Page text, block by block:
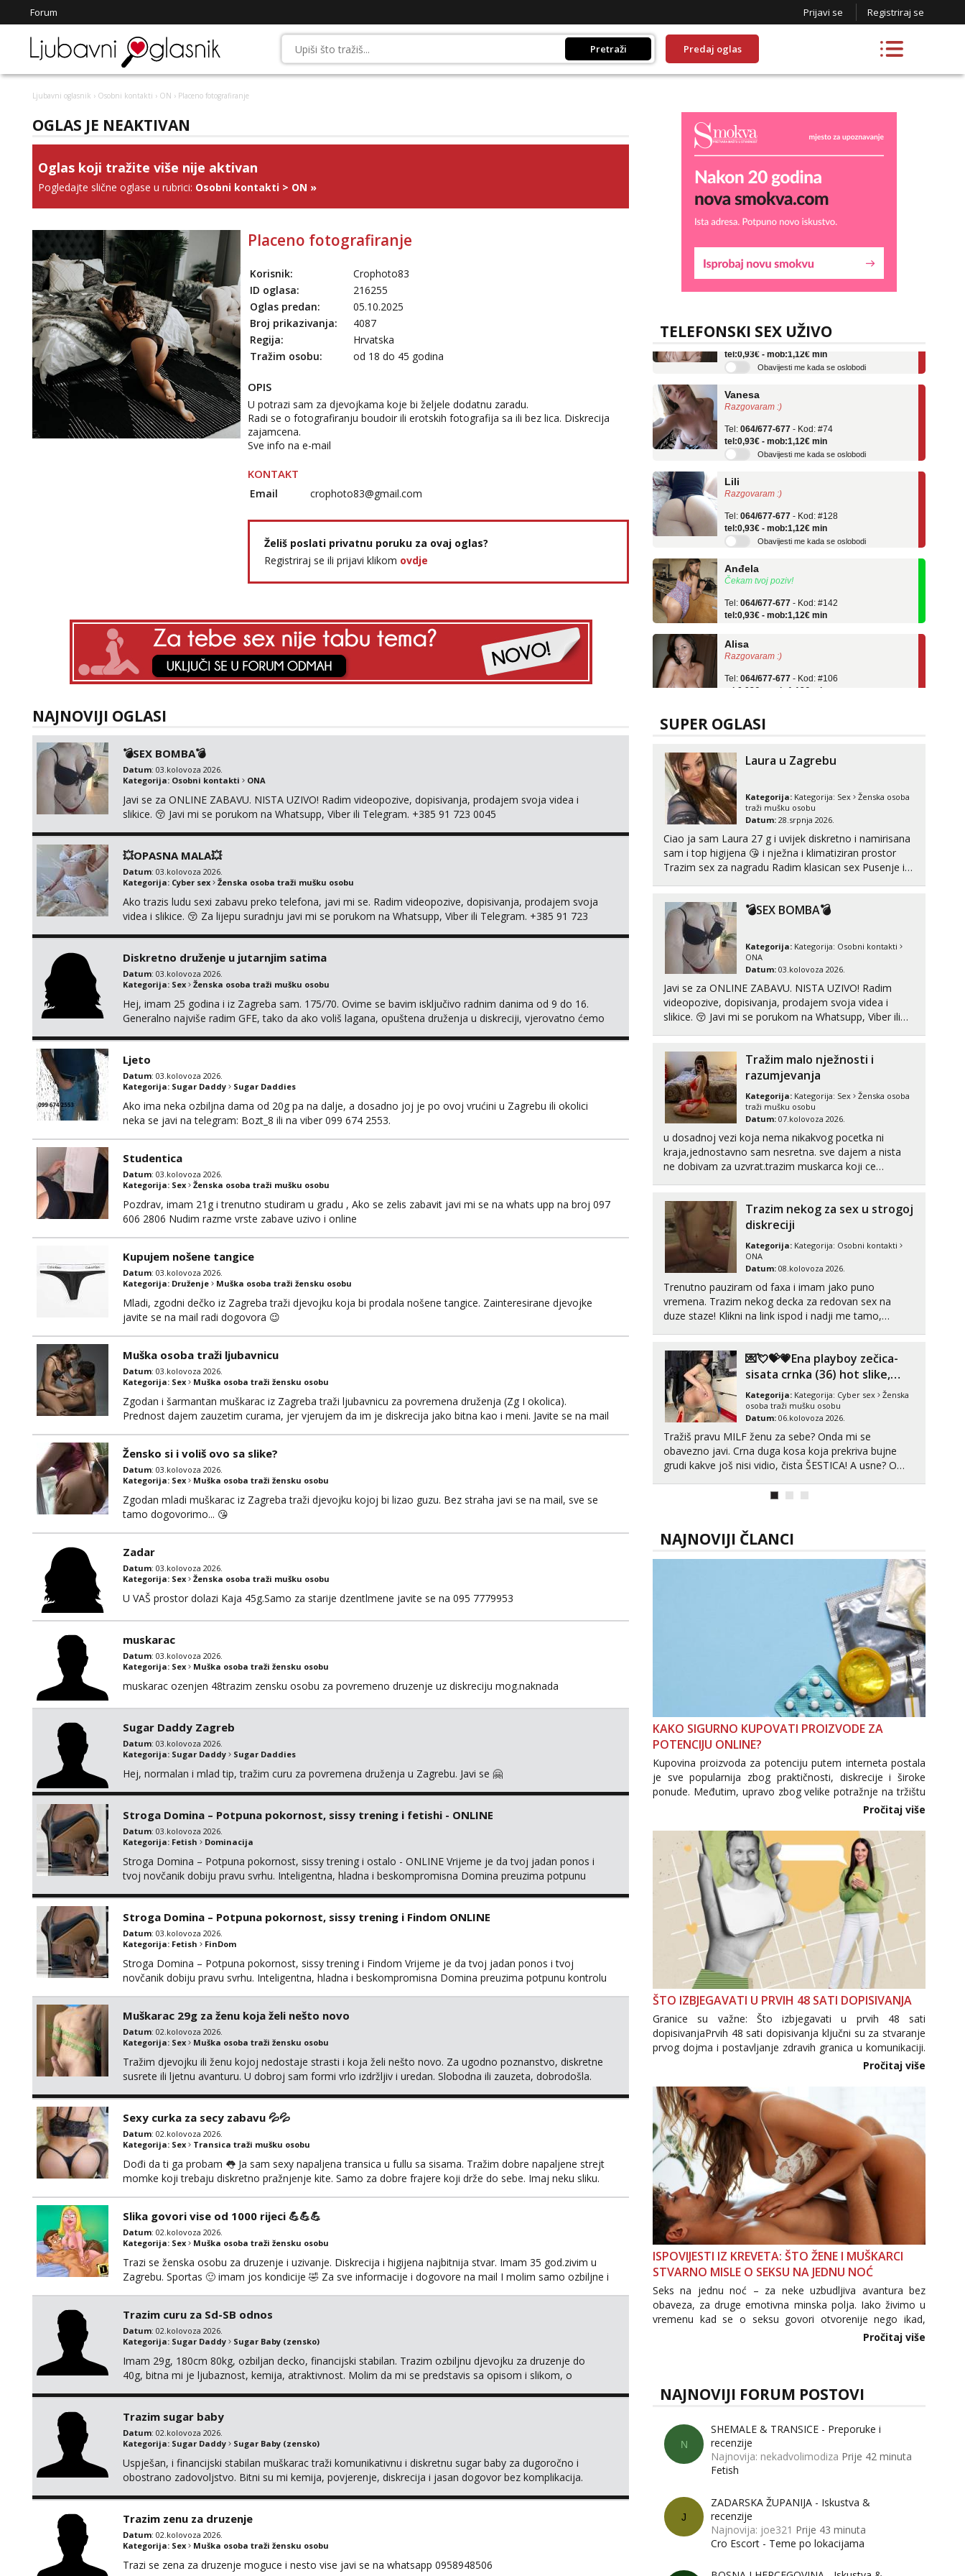
Forum Prijavi se Registriraj se
Pretraži Predaj oglas
Ljubavni oglasnik › Osobni kontakti › ON › Placeno fotografiranje
OGLAS JE NEAKTIVAN
Oglas koji tražite više nije aktivan
Pogledajte slične oglase u rubrici: Osobni kontakti > ON »
Placeno fotografiranje
Korisnik:
Crophoto83
ID oglasa:
216255
Oglas predan:
05.10.2025
Broj prikazivanja:
4087
Regija:
Hrvatska
Tražim osobu:
od 18 do 45 godina
OPIS
U potrazi sam za djevojkama koje bi željele dodatnu zaradu.
Radi se o fotografiranju boudoir ili erotskih fotografija sa ili bez lica. Diskrecija
zajamcena.
Sve info na e-mail
KONTAKT
Email crophoto83@gmail.com
Želiš poslati privatnu poruku za ovaj oglas?
Registriraj se ili prijavi klikom ovdje
NAJNOVIJI OGLASI
💣SEX BOMBA💣
Datum: 03.kolovoza 2026.
Kategorija: Osobni kontakti ONA
Javi se za ONLINE ZABAVU. NISTA UZIVO! Radim videopozive, dopisivanja, prodajem svoja videa i
slikice. 😚 Javi mi se porukom na Whatsupp, Viber ili Telegram. +385 91 723 0045
💥OPASNA MALA💥
Datum: 03.kolovoza 2026.
Kategorija: Cyber sex Ženska osoba traži mušku osobu
Ako trazis ludu sexi zabavu preko telefona, javi mi se. Radim videopozive, dopisivanja, prodajem svoja
videa i slikice. 😚 Za lijepu suradnju javi mi se porukom na Whatsupp, Viber ili Telegram. +385 91 723
Diskretno druženje u jutarnjim satima
Datum: 03.kolovoza 2026.
Kategorija: Sex Ženska osoba traži mušku osobu
Hej, imam 25 godina i iz Zagreba sam. 175/70. Ovime se bavim isključivo radnim danima od 9 do 16.
Generalno najviše radim GFE, tako da ako voliš lagana, opuštena druženja u diskreciji, vjerovatno ćemo
Ljeto
Datum: 03.kolovoza 2026.
Kategorija: Sugar Daddy Sugar Daddies
Ako ima neka ozbiljna dama od 20g pa na dalje, a dosadno joj je po ovoj vrućini u Zagrebu ili okolici
neka se javi na telegram: Bozt_8 ili na viber 099 674 2553.
Studentica
Datum: 03.kolovoza 2026.
Kategorija: Sex Ženska osoba traži mušku osobu
Pozdrav, imam 21g i trenutno studiram u gradu , Ako se zelis zabavit javi mi se na whats upp na broj 097
606 2806 Nudim razme vrste zabave uzivo i online
Kupujem nošene tangice
Datum: 03.kolovoza 2026.
Kategorija: Druženje Muška osoba traži žensku osobu
Mladi, zgodni dečko iz Zagreba traži djevojku koja bi prodala nošene tangice. Zainteresirane djevojke
javite se na mail radi dogovora 😉
Muška osoba traži ljubavnicu
Datum: 03.kolovoza 2026.
Kategorija: Sex Muška osoba traži žensku osobu
Zgodan i šarmantan muškarac iz Zagreba traži ljubavnicu za povremena druženja (Zg I okolica).
Prednost dajem zauzetim curama, jer vjerujem da im je diskrecija jako bitna kao i meni. Javite se na mail
Žensko si i voliš ovo sa slike?
Datum: 03.kolovoza 2026.
Kategorija: Sex Muška osoba traži žensku osobu
Zgodan mladi muškarac iz Zagreba traži djevojku kojoj bi lizao guzu. Bez straha javi se na mail, sve se
tamo dogovorimo... 😘
Zadar
Datum: 03.kolovoza 2026.
Kategorija: Sex Ženska osoba traži mušku osobu
U VAŠ prostor dolazi Kaja 45g.Samo za starije dzentlmene javite se na 095 7779953
muskarac
Datum: 03.kolovoza 2026.
Kategorija: Sex Muška osoba traži žensku osobu
muskarac ozenjen 48trazim zensku osobu za povremeno druzenje uz diskreciju mog.naknada
Sugar Daddy Zagreb
Datum: 03.kolovoza 2026.
Kategorija: Sugar Daddy Sugar Daddies
Hej, normalan i mlad tip, tražim curu za povremena druženja u Zagrebu. Javi se 🤗
Stroga Domina – Potpuna pokornost, sissy trening i fetishi - ONLINE
Datum: 03.kolovoza 2026.
Kategorija: Fetish Dominacija
Stroga Domina – Potpuna pokornost, sissy trening i ostalo - ONLINE Vrijeme je da tvoj jadan ponos i
tvoj novčanik dobiju pravu svrhu. Inteligentna, hladna i beskompromisna Domina preuzima potpunu
Stroga Domina – Potpuna pokornost, sissy trening i Findom ONLINE
Datum: 03.kolovoza 2026.
Kategorija: Fetish FinDom
Stroga Domina – Potpuna pokornost, sissy trening i Findom Vrijeme je da tvoj jadan ponos i tvoj
novčanik dobiju pravu svrhu. Inteligentna, hladna i beskompromisna Domina preuzima potpunu kontrolu
Muškarac 29g za ženu koja želi nešto novo
Datum: 02.kolovoza 2026.
Kategorija: Sex Muška osoba traži žensku osobu
Tražim djevojku ili ženu kojoj nedostaje strasti i koja želi nešto novo. Za ugodno poznanstvo, diskretne
susrete ili ljetnu avanturu. U dobroj sam formi vrlo izdržljiv i uredan. Slobodna ili zauzeta, dobrodošla.
Sexy curka za secy zabavu 💦💦
Datum: 02.kolovoza 2026.
Kategorija: Sex Transica traži mušku osobu
Dođi da ti ga probam 👅 Ja sam sexy napaljena transica u fullu sa sisama. Tražim dobre napaljene strejt
momke koji trebaju diskretno pražnjenje kite. Samo za dobre frajere koji drže do sebe. Imaj neku sliku.
Slika govori vise od 1000 rijeci 💪💪💪
Datum: 02.kolovoza 2026.
Kategorija: Sex Muška osoba traži žensku osobu
Trazi se ženska osobu za druzenje i uzivanje. Diskrecija i higijena najbitnija stvar. Imam 35 god.zivim u
Zagrebu. Sportas 🙂 imam jos kondicije 🤣 Za sve informacije i dogovore na mail I molim samo ozbiljne i
Trazim curu za Sd-SB odnos
Datum: 02.kolovoza 2026.
Kategorija: Sugar Daddy Sugar Baby (zensko)
Imam 29g, 180cm 80kg, ozbiljan decko, financijski stabilan. Trazim ozbiljnu djevojku za druzenje do
40g, bitna mi je ljubaznost, kemija, atraktivnost. Molim da mi se predstavis sa opisom i slikom, o
Trazim sugar baby
Datum: 02.kolovoza 2026.
Kategorija: Sugar Daddy Sugar Baby (zensko)
Uspješan, i financijski stabilan muškarac traži komunikativnu i diskretnu sugar baby za dugoročno i
obostrano zadovoljstvo. Bitni su mi kemija, povjerenje, diskrecija i jasan dogovor bez komplikacija.
Trazim zenu za druzenje
Datum: 02.kolovoza 2026.
Kategorija: Sex Muška osoba traži žensku osobu
Trazi se zena za druzenje moguce i nesto vise javi se na whatsapp 0958948506
TELEFONSKI SEX UŽIVO
Alisa
Tel:064/677-677 - Kod: #106
tel:0,93€ - mob:1,12€ min
Obavijesti me kada se oslobodi
Razgovaram :)
064/677-677
tel:0,93€ - mob:1,12€ min
Obavijesti me kada se oslobodi
Razgovaram :)
064/677-677
tel:0,93€ - mob:1,12€ min
Obavijesti me kada se oslobodi
Čekam tvoj poziv!
064/677-677
tel:0,93€ - mob:1,12€ min
Razgovaram :)
064/677-677
tel:0,93€ - mob:1,12€ min
Obavijesti me kada se oslobodi
Vanesa
Razgovaram :)
Tel:
tel:0,93€ - mob:1,12€ min
Lili
Razgovaram :)
Tel:064/677-677- Kod: #128
tel:0,93€ - mob:1,12€ min
Obavijesti me kada se oslobodi
Čekam tvoj poziv!
Tel:
tel:0,93€ - mob:1,12€ min
SUPER OGLASI
Laura u Zagrebu
Kategorija: Kategorija: Sex
Ženska osoba
traži mušku osobu
Datum: 28.srpnja 2026.
Ciao ja sam Laura 27 g i uvijek diskretno i namirisana
sam i top higijena 😘 i nježna i klimatiziran prostor
Trazim sex za nagradu Radim klasican sex Pusenje i
neljubim se Wha...💣SEX BOMBA💣
Kategorija: Kategorija: Osobni kontakti
ONA
Datum: 03.kolovoza 2026.
Javi se za ONLINE ZABAVU. NISTA UZIVO! Radim
videopozive, dopisivanja, prodajem svoja videa i
slikice. 😚 Javi mi se porukom na Whatsupp, Viber ili
Tražim malo nježnosti i
razumjevanja
Kategorija: Kategorija: Sex
Ženska osoba
traži mušku osobu
Datum: 07.kolovoza 2026.
u dosadnoj vezi koja nema nikakvog pocetka ni
kraja,jednostavno sam nesretna. sve dajem a nista
ne dobivam za uzvrat.trazim muskarca koji ce
poljupce po tijelu koji me jako pale,obozavam kad
muskar...
Trazim nekog za sex u strogoj
diskreciji
Kategorija: Kategorija: Osobni kontakti
ONA
Datum: 08.kolovoza 2026.
Trenutno pauziram od faxa i imam jako puno
vremena. Trazim nekog decka za redovan sex na
duze staze! Klikni na link ispod i nadji me tamo,
💌💘💝💗Ena playboy zečica-
sisata crnka (36) hot slike,
videa i c2c💗
Kategorija: Kategorija: Cyber sex
Ženska
osoba traži mušku osobu
Datum: 06.kolovoza 2026.
Tražiš pravu MILF ženu za sebe? Onda mi se
obavezno javi. Crna duga kosa koja prekriva bujne
grudi kakve još nisi vidio, čista ŠESTICA! A usne? O
će ti se urezati u pamćenje, jer vjeruj mi, takve još
NAJNOVIJI ČLANCI
KAKO SIGURNO KUPOVATI PROIZVODE ZA
POTENCIJU ONLINE?
Kupovina proizvoda za potenciju putem interneta postala
je sve popularnija zbog praktičnosti, diskrecije i široke
ponude. Međutim, upravo zbog velike potražnje na tržištu
se pojavljuju i brojni krivotvoreni proizvodi, nepouzdane
internetske trgovine te proizvodi nepoznatog podrijetla. ...
Pročitaj više
ŠTO IZBJEGAVATI U PRVIH 48 SATI DOPISIVANJA
Granice su važne: Što izbjegavati u prvih 48 sati
dopisivanjaPrvih 48 sati dopisivanja ključni su za stvaranje
prvog dojma i postavljanje zdravih granica u komunikaciji.
Važno je izbjeći prebrzo otkrivanje osobnih ili intimnih
informacija, jer nepoznata osoba još nije zaslužila to
povjerenje. Takođe...
Pročitaj više
ISPOVIJESTI IZ KREVETA: ŠTO ŽENE I MUŠKARCI
STVARNO MISLE O SEKSU NA JEDNU NOĆ
Seks na jednu noć – za neke uzbudljiva avantura bez
obaveza, za druge emotivna minska polja. Iako živimo u
vremenu kad se o seksu govori otvorenije nego ikad,
tema „jedne noći strasti“ i dalje izaziva burne rasprave. Što
Pročitaj više
NAJNOVIJI FORUM POSTOVI
N
SHEMALE & TRANSICE - Preporuke i
recenzije
Najnovija: nekadvolimodiza Prije 42 minuta
Fetish
J
ZADARSKA ŽUPANIJA - Iskustva &
recenzije
Najnovija: joe321 Prije 43 minuta
Cro Escort - Teme po lokacijama